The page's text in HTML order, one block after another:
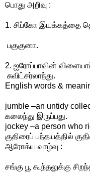
பொது அறிவு :
1. சிப்கோ இயக்கத்தை
பகுகுனா.
2. ஐரோப்பாவின்
சுவிட்சர்லாந்து.
English words &
jumble –an untidy
கலைந்து இருப்பது.
jockey –a person who
குதிரைப் பந்தயத்தில்
ஆரோக்ய வாழ்வு :
சங்கு பூ கூந்தலுக்கு